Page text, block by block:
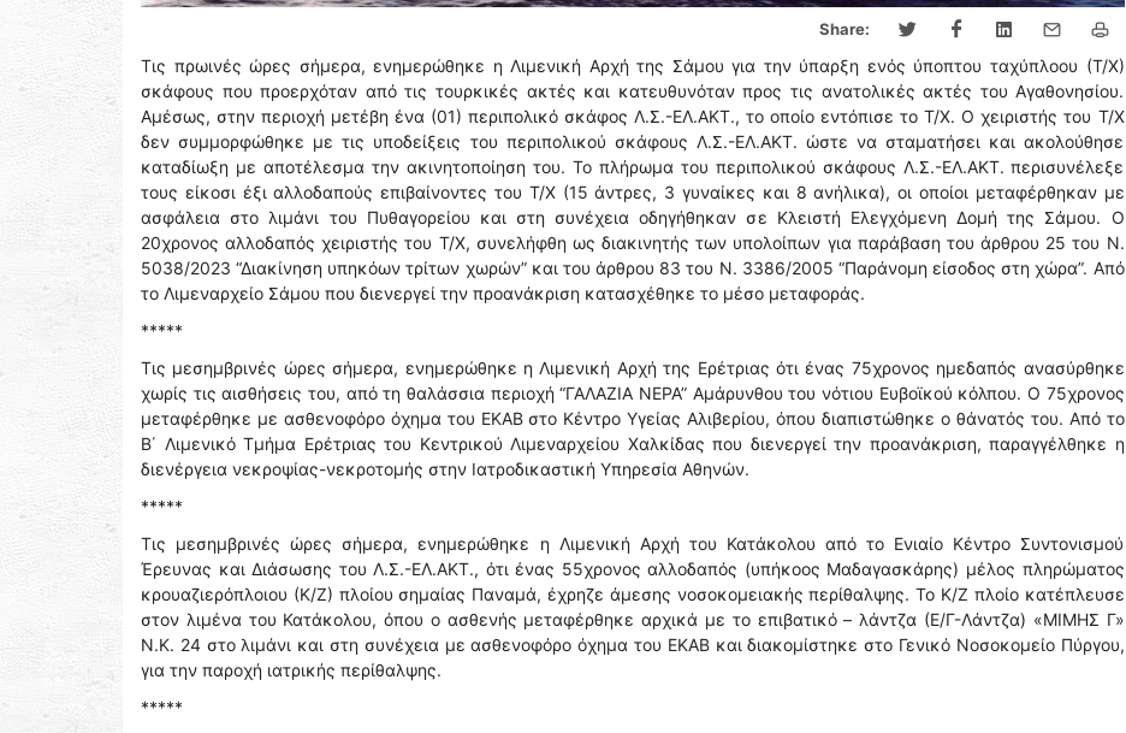
Share:
Τις πρωινές ώρες σήμερα, ενημερώθηκε η Λιμενική Αρχή της Σάμου για την ύπαρξη ενός ύποπτου ταχύπλοου (Τ/Χ)
σκάφους που προερχόταν από τις τουρκικές ακτές και κατευθυνόταν προς τις ανατολικές ακτές του Αγαθονησίου.
Αμέσως, στην περιοχή μετέβη ένα (01) περιπολικό σκάφος Λ.Σ.-ΕΛ.ΑΚΤ., το οποίο εντόπισε το Τ/Χ. Ο χειριστής του Τ/Χ
δεν συμμορφώθηκε με τις υποδείξεις του περιπολικού σκάφους Λ.Σ.-ΕΛ.ΑΚΤ. ώστε να σταματήσει και ακολούθησε
καταδίωξη με αποτέλεσμα την ακινητοποίηση του. Το πλήρωμα του περιπολικού σκάφους Λ.Σ.-ΕΛ.ΑΚΤ. περισυνέλεξε
τους είκοσι έξι αλλοδαπούς επιβαίνοντες του Τ/Χ (15 άντρες, 3 γυναίκες και 8 ανήλικα), οι οποίοι μεταφέρθηκαν με
ασφάλεια στο λιμάνι του Πυθαγορείου και στη συνέχεια οδηγήθηκαν σε Κλειστή Ελεγχόμενη Δομή της Σάμου. Ο
20χρονος αλλοδαπός χειριστής του Τ/Χ, συνελήφθη ως διακινητής των υπολοίπων για παράβαση του άρθρου 25 του Ν.
5038/2023 “Διακίνηση υπηκόων τρίτων χωρών” και του άρθρου 83 του Ν. 3386/2005 “Παράνομη είσοδος στη χώρα”. Από
το Λιμεναρχείο Σάμου που διενεργεί την προανάκριση κατασχέθηκε το μέσο μεταφοράς.
*****
Τις μεσημβρινές ώρες σήμερα, ενημερώθηκε η Λιμενική Αρχή της Ερέτριας ότι ένας 75χρονος ημεδαπός ανασύρθηκε
χωρίς τις αισθήσεις του, από τη θαλάσσια περιοχή “ΓΑΛΑΖΙΑ ΝΕΡΑ” Αμάρυνθου του νότιου Ευβοϊκού κόλπου. Ο 75χρονος
μεταφέρθηκε με ασθενοφόρο όχημα του ΕΚΑΒ στο Κέντρο Υγείας Αλιβερίου, όπου διαπιστώθηκε ο θάνατός του. Από το
Β΄ Λιμενικό Τμήμα Ερέτριας του Κεντρικού Λιμεναρχείου Χαλκίδας που διενεργεί την προανάκριση, παραγγέλθηκε η
διενέργεια νεκροψίας-νεκροτομής στην Ιατροδικαστική Υπηρεσία Αθηνών.
*****
Τις μεσημβρινές ώρες σήμερα, ενημερώθηκε η Λιμενική Αρχή του Κατάκολου από το Ενιαίο Κέντρο Συντονισμού
Έρευνας και Διάσωσης του Λ.Σ.-ΕΛ.ΑΚΤ., ότι ένας 55χρονος αλλοδαπός (υπήκοος Μαδαγασκάρης) μέλος πληρώματος
κρουαζιερόπλοιου (Κ/Ζ) πλοίου σημαίας Παναμά, έχρηζε άμεσης νοσοκομειακής περίθαλψης. Το Κ/Ζ πλοίο κατέπλευσε
στον λιμένα του Κατάκολου, όπου ο ασθενής μεταφέρθηκε αρχικά με το επιβατικό – λάντζα (Ε/Γ-Λάντζα) «ΜΙΜΗΣ Γ»
Ν.Κ. 24 στο λιμάνι και στη συνέχεια με ασθενοφόρο όχημα του ΕΚΑΒ και διακομίστηκε στο Γενικό Νοσοκομείο Πύργου,
για την παροχή ιατρικής περίθαλψης.
*****